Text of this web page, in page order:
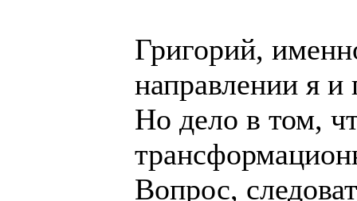
Григорий,
направлении я и
Но дело в том,
Вопрос,